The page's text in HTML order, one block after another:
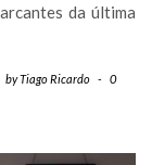
da última
byTiago Ricardo -
0